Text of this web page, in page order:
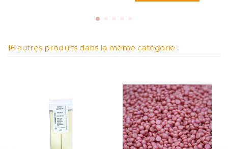
16 autres produits dans la même catégorie :